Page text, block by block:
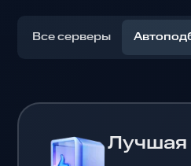
Все серверы
Лучшая